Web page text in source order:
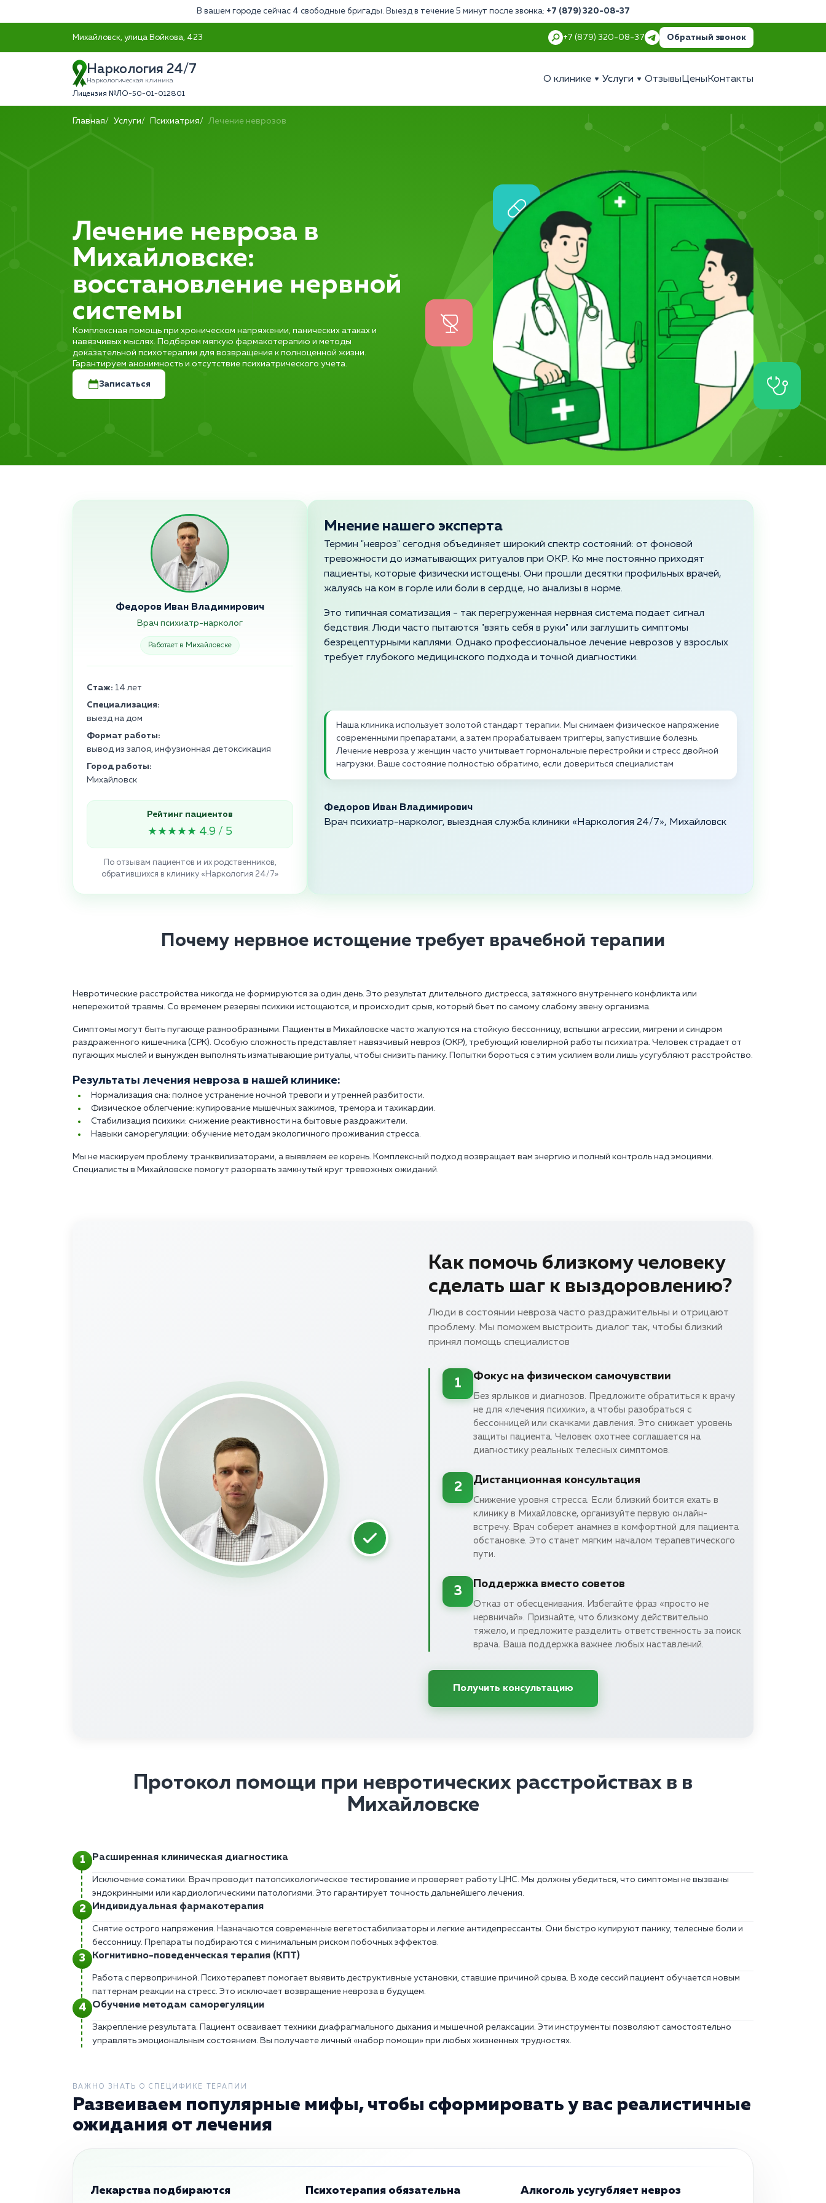
В вашем городе сейчас 4 свободные бригады. Выезд в течение 5 минут после звонка: +7 (879) 320-08-37
Михайловск, улица Войкова, 423 +7 (879) 320-08-37 Обратный звонок
Наркология 24/7
Наркологическая клиника
Лицензия №ЛО-50-01-012801
О клинике Услуги Отзывы Цены Контакты
Главная Услуги Психиатрия Лечение неврозов
Лечение невроза в
Михайловске:
восстановление нервной
системы
Комплексная помощь при хроническом напряжении, панических атаках и
навязчивых мыслях. Подберем мягкую фармакотерапию и методы
доказательной психотерапии для возвращения к полноценной жизни.
Гарантируем анонимность и отсутствие психиатрического учета.
Записаться
Федоров Иван Владимирович
Врач психиатр-нарколог
Работает в Михайловске
Стаж: 14 лет
Специализация:
выезд на дом
Формат работы:
вывод из запоя, инфузионная детоксикация
Город работы:
Михайловск
Рейтинг пациентов
★★★★★ 4.9 / 5
По отзывам пациентов и их родственников,
обратившихся в клинику «Наркология 24/7»
Мнение нашего эксперта
Термин "невроз" сегодня объединяет широкий спектр состояний: от фоновой
тревожности до изматывающих ритуалов при ОКР. Ко мне постоянно приходят
пациенты, которые физически истощены. Они прошли десятки профильных врачей,
жалуясь на ком в горле или боли в сердце, но анализы в норме.
Это типичная соматизация - так перегруженная нервная система подает сигнал
бедствия. Люди часто пытаются "взять себя в руки" или заглушить симптомы
безрецептурными каплями. Однако профессиональное лечение неврозов у взрослых
требует глубокого медицинского подхода и точной диагностики.
Наша клиника использует золотой стандарт терапии. Мы снимаем физическое напряжение
современными препаратами, а затем прорабатываем триггеры, запустившие болезнь.
Лечение невроза у женщин часто учитывает гормональные перестройки и стресс двойной
нагрузки. Ваше состояние полностью обратимо, если довериться специалистам
Федоров Иван Владимирович
Врач психиатр-нарколог, выездная служба клиники «Наркология 24/7», Михайловск
Почему нервное истощение требует врачебной терапии
Невротические расстройства никогда не формируются за один день. Это результат длительного дистресса, затяжного внутреннего конфликта или
непережитой травмы. Со временем резервы психики истощаются, и происходит срыв, который бьет по самому слабому звену организма.
Симптомы могут быть пугающе разнообразными. Пациенты в Михайловске часто жалуются на стойкую бессонницу, вспышки агрессии, мигрени и синдром
раздраженного кишечника (СРК). Особую сложность представляет навязчивый невроз (ОКР), требующий ювелирной работы психиатра. Человек страдает от
пугающих мыслей и вынужден выполнять изматывающие ритуалы, чтобы снизить панику. Попытки бороться с этим усилием воли лишь усугубляют расстройство.
Результаты лечения невроза в нашей клинике:
Нормализация сна: полное устранение ночной тревоги и утренней разбитости.
Физическое облегчение: купирование мышечных зажимов, тремора и тахикардии.
Стабилизация психики: снижение реактивности на бытовые раздражители.
Навыки саморегуляции: обучение методам экологичного проживания стресса.
Мы не маскируем проблему транквилизаторами, а выявляем ее корень. Комплексный подход возвращает вам энергию и полный контроль над эмоциями.
Специалисты в Михайловске помогут разорвать замкнутый круг тревожных ожиданий.
Как помочь близкому человеку
сделать шаг к выздоровлению?
Люди в состоянии невроза часто раздражительны и отрицают
проблему. Мы поможем выстроить диалог так, чтобы близкий
принял помощь специалистов
1
Фокус на физическом самочувствии
Без ярлыков и диагнозов. Предложите обратиться к врачу
не для «лечения психики», а чтобы разобраться с
бессонницей или скачками давления. Это снижает уровень
защиты пациента. Человек охотнее соглашается на
диагностику реальных телесных симптомов.
2
Дистанционная консультация
Снижение уровня стресса. Если близкий боится ехать в
клинику в Михайловске, организуйте первую онлайн-
встречу. Врач соберет анамнез в комфортной для пациента
обстановке. Это станет мягким началом терапевтического
пути.
3
Поддержка вместо советов
Отказ от обесценивания. Избегайте фраз «просто не
нервничай». Признайте, что близкому действительно
тяжело, и предложите разделить ответственность за поиск
врача. Ваша поддержка важнее любых наставлений.
Получить консультацию
Протокол помощи при невротических расстройствах в в
Михайловске
Расширенная клиническая диагностика
Исключение соматики. Врач проводит патопсихологическое тестирование и проверяет работу ЦНС. Мы должны убедиться, что симптомы не вызваны
эндокринными или кардиологическими патологиями. Это гарантирует точность дальнейшего лечения.
Индивидуальная фармакотерапия
Снятие острого напряжения. Назначаются современные вегетостабилизаторы и легкие антидепрессанты. Они быстро купируют панику, телесные боли и
бессонницу. Препараты подбираются с минимальным риском побочных эффектов.
Когнитивно-поведенческая терапия (КПТ)
Работа с первопричиной. Психотерапевт помогает выявить деструктивные установки, ставшие причиной срыва. В ходе сессий пациент обучается новым
паттернам реакции на стресс. Это исключает возвращение невроза в будущем.
Обучение методам саморегуляции
Закрепление результата. Пациент осваивает техники диафрагмального дыхания и мышечной релаксации. Эти инструменты позволяют самостоятельно
управлять эмоциональным состоянием. Вы получаете личный «набор помощи» при любых жизненных трудностях.
ВАЖНО ЗНАТЬ О СПЕЦИФИКЕ ТЕРАПИИ
Развеиваем популярные мифы, чтобы сформировать у вас реалистичные
ожидания от лечения
Лекарства подбираются
Психотерапия обязательна Алкоголь усугубляет невроз